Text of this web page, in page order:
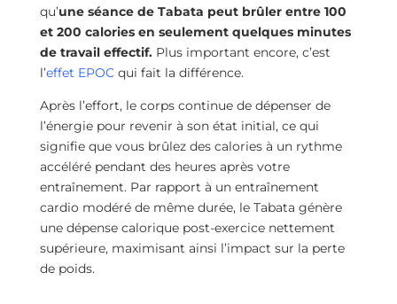
qu’une séance de Tabata peut brûler entre 100
et 200 calories en seulement quelques minutes
de travail effectif.Plus important encore, c’est
l’effet EPOCqui fait la différence.
Après l’effort, le corps continue de dépenser de
l’énergie pour revenir à son état initial, ce qui
signifie que vous brûlez des calories à un rythme
accéléré pendant des heures après votre
entraînement. Par rapport à un entraînement
cardio modéré de même durée, le Tabata génère
une dépense calorique post-exercice nettement
supérieure, maximisant ainsi l’impact sur la perte
de poids.